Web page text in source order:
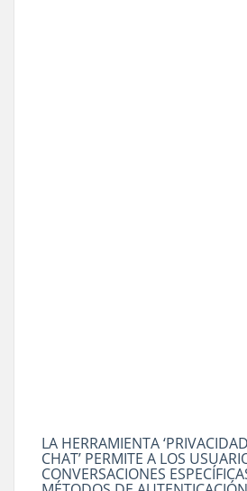
LA HERRAMIENTA
CHAT’ PERMITE A LOS
CONVERSACIONES